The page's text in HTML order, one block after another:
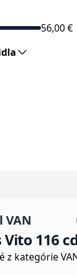
56,00 €
VAN
116
z kategórie